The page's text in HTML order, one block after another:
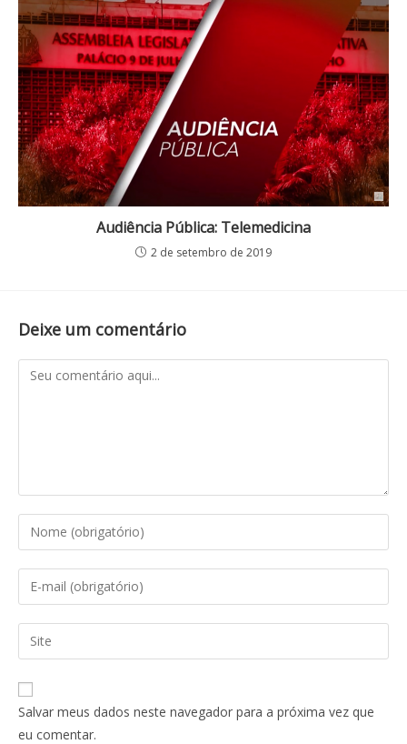
Audiência Pública: Telemedicina
2 de setembro de 2019
Deixe um comentário
Salvar meus dados neste navegador para a próxima vez que
eu comentar.